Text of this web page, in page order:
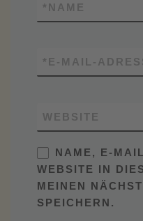
NAME
*
E-MAIL-
*
WEBSITE
NAME, E-
WEBSITE IN
MEINEN
SPEICHERN.